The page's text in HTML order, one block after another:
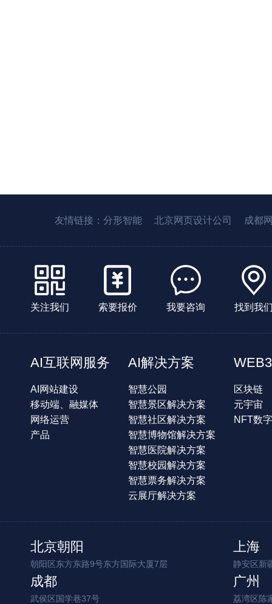
友情链接： 分形智能 北京网页设计公司 成都
关注我们 索要报价 我要咨询 找到我
AI互联网服务
AI网站建设
移动端、融媒体
网络运营
产品
AI解决方案
智慧公园
智慧景区解决方案
智慧社区解决方案
智慧博物馆解决方案
智慧医院解决方案
智慧校园解决方案
智慧票务解决方案
云展厅解决方案
WEB3
区块链
元宇宙
NFT数
北京朝阳
朝阳区东方东路9号东方国际大厦7层
上海
静安区新
成都
武侯区国学巷37号
广州
荔湾区陈